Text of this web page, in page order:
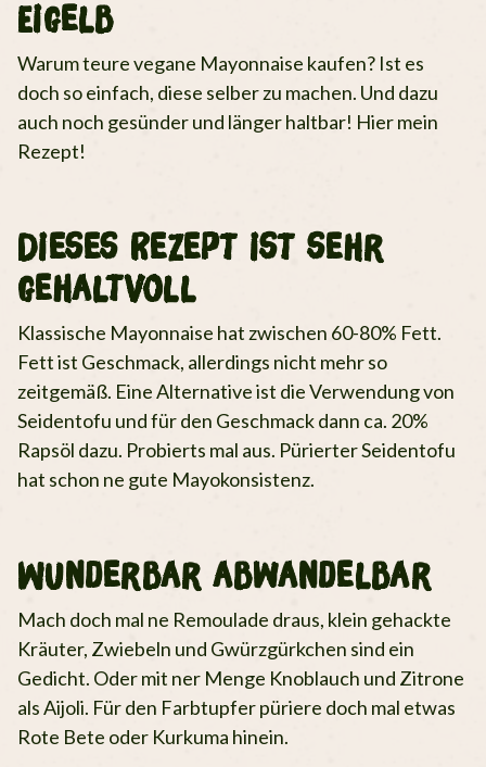
Eigelb
Warum teure vegane Mayonnaise kaufen? Ist es
doch so einfach, diese selber zu machen. Und dazu
auch noch gesünder und länger haltbar! Hier mein
Rezept!
Dieses Rezept ist sehr
gehaltvoll
Klassische Mayonnaise hat zwischen 60-80% Fett.
Fett ist Geschmack, allerdings nicht mehr so
zeitgemäß. Eine Alternative ist die Verwendung von
Seidentofu und für den Geschmack dann ca. 20%
Rapsöl dazu. Probierts mal aus. Pürierter Seidentofu
hat schon ne gute Mayokonsistenz.
Wunderbar abwandelbar
Mach doch mal ne Remoulade draus, klein gehackte
Kräuter, Zwiebeln und Gwürzgürkchen sind ein
Gedicht. Oder mit ner Menge Knoblauch und Zitrone
als Aijoli. Für den Farbtupfer püriere doch mal etwas
Rote Bete oder Kurkuma hinein.